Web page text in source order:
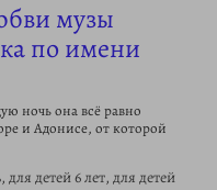
музы
по имени
ночь она всё равно
и Адонисе, от которой
детей 6 лет, для детей